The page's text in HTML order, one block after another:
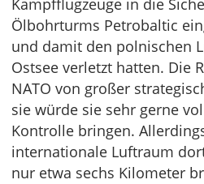
Kampfflugzeuge in die
Ölbohrturms Petrobaltic
und damit den polnischen
Ostsee verletzt hatten. Die
NATO von großer
sie würde sie sehr gerne
Kontrolle bringen.
internationale Luftraum
nur etwa sechs Kilometer